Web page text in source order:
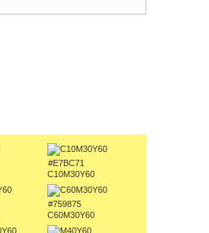
#E7BC71
C10M30Y60
#759875
C60M30Y60